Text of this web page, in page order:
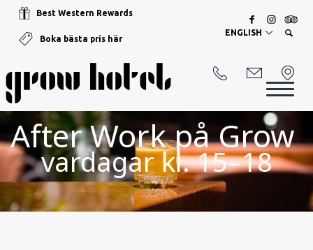
Best Western Rewards
Boka bästa pris här
ENGLISH
After Work på Grow
vardagar kl. 15–18